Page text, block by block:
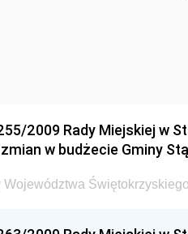
2009 Rady Miejskiej w
w budżecie Gminy